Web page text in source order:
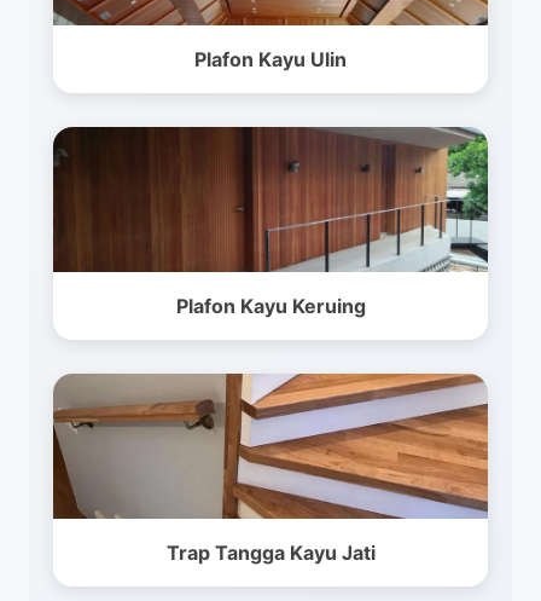
Plafon Kayu Ulin
Plafon Kayu Keruing
Trap Tangga Kayu Jati